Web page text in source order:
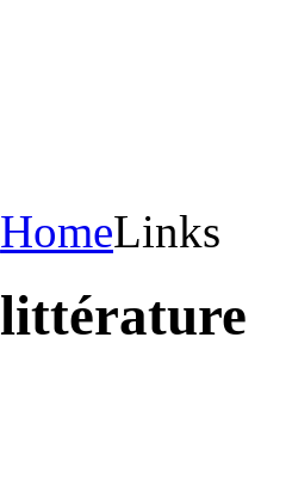
HomeLinks
littérature